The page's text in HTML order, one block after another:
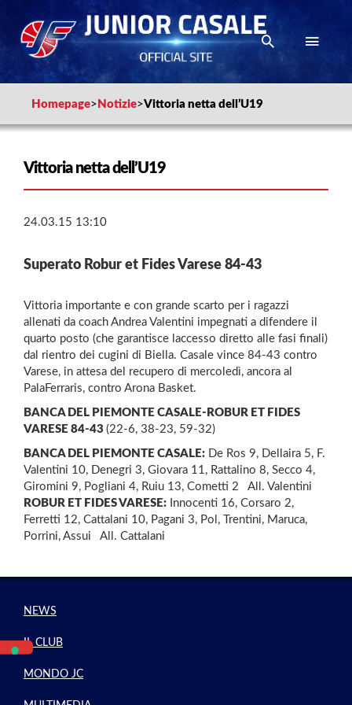
Homepage> Notizie>Vittoria netta dell’U19
Vittoria netta dell’U19
24.03.15 13:10
Superato Robur et Fides Varese 84-43
Vittoria importante e con grande scarto per i ragazzi
allenati da coach Andrea Valentini impegnati a difendere il
quarto posto (che garantisce laccesso diretto alle fasi finali)
dal rientro dei cugini di Biella. Casale vince 84-43 contro
Varese, in attesa del recupero di mercoledì, ancora al
PalaFerraris, contro Arona Basket.
BANCA DEL PIEMONTE CASALE-ROBUR ET FIDES
VARESE 84-43 (22-6, 38-23, 59-32)
BANCA DEL PIEMONTE CASALE: De Ros 9, Dellaira 5, F.
Valentini 10, Denegri 3, Giovara 11, Rattalino 8, Secco 4,
Giromini 9, Pogliani 4, Ruiu 13, Cometti 2 All. Valentini
ROBUR ET FIDES VARESE: Innocenti 16, Corsaro 2,
Ferretti 12, Cattalani 10, Pagani 3, Pol, Trentini, Maruca,
Porrini, Assui All. Cattalani
NEWS
IL CLUB
MONDO JC